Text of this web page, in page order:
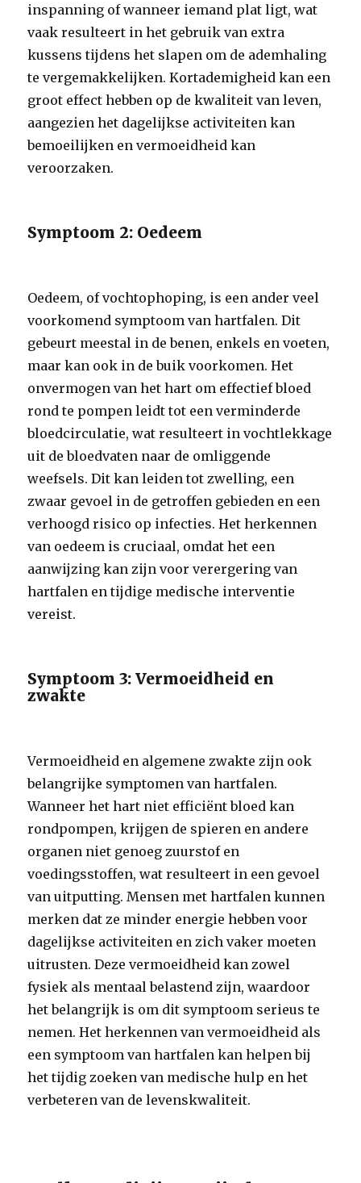
inspanning of wanneer iemand plat ligt, wat
vaak resulteert in het gebruik van extra
kussens tijdens het slapen om de ademhaling
te vergemakkelijken. Kortademigheid kan een
groot effect hebben op de kwaliteit van leven,
aangezien het dagelijkse activiteiten kan
bemoeilijken en vermoeidheid kan
veroorzaken.
Symptoom 2: Oedeem
Oedeem, of vochtophoping, is een ander veel
voorkomend symptoom van hartfalen. Dit
gebeurt meestal in de benen, enkels en voeten,
maar kan ook in de buik voorkomen. Het
onvermogen van het hart om effectief bloed
rond te pompen leidt tot een verminderde
bloedcirculatie, wat resulteert in vochtlekkage
uit de bloedvaten naar de omliggende
weefsels. Dit kan leiden tot zwelling, een
zwaar gevoel in de getroffen gebieden en een
verhoogd risico op infecties. Het herkennen
van oedeem is cruciaal, omdat het een
aanwijzing kan zijn voor verergering van
hartfalen en tijdige medische interventie
vereist.
Symptoom 3: Vermoeidheid en
zwakte
Vermoeidheid en algemene zwakte zijn ook
belangrijke symptomen van hartfalen.
Wanneer het hart niet efficiënt bloed kan
rondpompen, krijgen de spieren en andere
organen niet genoeg zuurstof en
voedingsstoffen, wat resulteert in een gevoel
van uitputting. Mensen met hartfalen kunnen
merken dat ze minder energie hebben voor
dagelijkse activiteiten en zich vaker moeten
uitrusten. Deze vermoeidheid kan zowel
fysiek als mentaal belastend zijn, waardoor
het belangrijk is om dit symptoom serieus te
nemen. Het herkennen van vermoeidheid als
een symptoom van hartfalen kan helpen bij
het tijdig zoeken van medische hulp en het
verbeteren van de levenskwaliteit.